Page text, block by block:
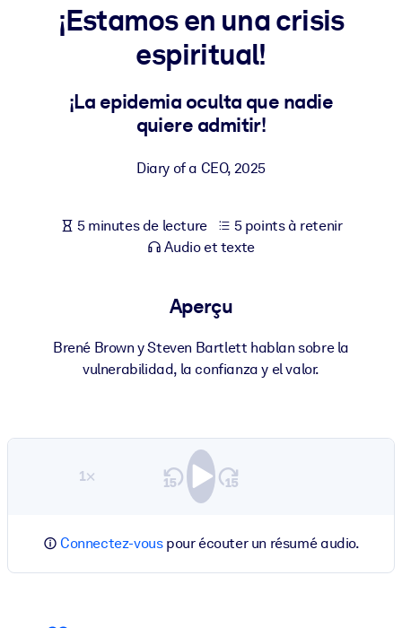
Intégrez des connaissances vérifiées et concises dans votre
LMS/LXP pour de meilleurs résultats d'apprentissage.
Pour bibliothèques d'entreprise
Pour les systèmes d’IA
structurées pour améliorer les résultats.
¡Estamos en una crisis
espiritual!
¡La epidemia oculta que nadie
quiere admitir!
Diary of a CEO, 2025
5 minutes de lecture
5 points à retenir
Audio et texte
Aperçu
Brené Brown y Steven Bartlett hablan sobre la
vulnerabilidad, la confianza y el valor.
1×
Connectez-vouspour écouter un résumé audio.